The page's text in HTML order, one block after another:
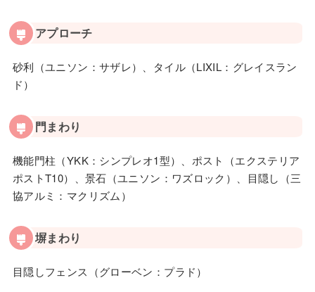
アプローチ
砂利（ユニソン：サザレ）、タイル（LIXIL：グレイスラン
ド）
門まわり
機能門柱（YKK：シンプレオ1型）、ポスト（エクステリア
ポストT10）、景石（ユニソン：ワズロック）、目隠し（三
協アルミ：マクリズム）
塀まわり
目隠しフェンス（グローベン：プラド）